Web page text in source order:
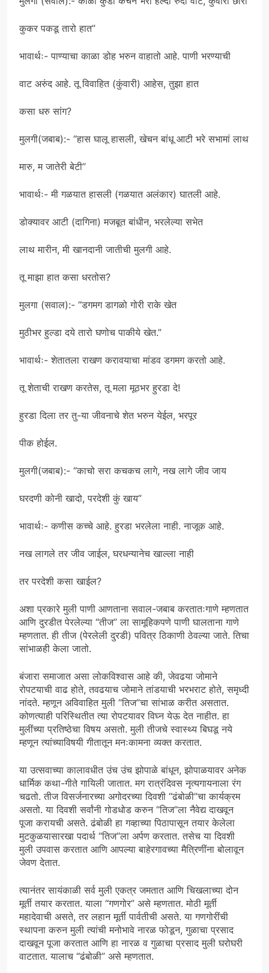
कुकर पकडू तारो हात”
भावार्थः- पाण्याचा काळा डोह भरुन वाहातो आहे. पाणी भरण्याची
वाट अरुंद आहे. तू विवाहित (कुंवारी) आहेस, तुझा हात
कसा धरु सांग?
मुलगी(जबाब):- “हास घालू हासली, खेचन बांधू आटी भरे सभामां लाथ
मारु, म जातेरी बेटी”
भावार्थः- मी गळयात हासली (गळयात अलंकार) घातली आहे.
डोक्यावर आटी (दागिना) मजबूत बांधीन, भरलेल्या सभेत
लाथ मारीन, मी खानदानी जातीची मुलगी आहे.
तू माझा हात कसा धरतोस?
मुलगा (सवाल):- “डगमग डागळो गोरी राके खेत
मुठीभर हुल्डा दये तारो घणोच पाकीये खेत.”
भावार्थः- शेतातला राखण करावयाचा मांडव डगमग करतो आहे.
तू शेताची राखण करतेस, तू मला मूठभर हुरडा दे!
हुरडा दिला तर तु-या जीवनाचे शेत भरुन येईल, भरपूर
पीक होईल.
मुलगी(जबाब):- “काचो सरा कचकच लागे, नख लागे जीव जाय
घरदणी कोनी खादो, परदेशी कुं खाय”
भावार्थः- कणीस कच्चे आहे. हुरडा भरलेला नाही. नाजूक आहे.
नख लागले तर जीव जाईल, घरधन्यानेच खाल्ला नाही
तर परदेशी कसा खाईल?
अशा प्रकारे मुली पाणी आणताना सवाल-जबाब करतातःगाणे म्हणतात
आणि दुरडीत पेरलेल्या “तीज” ला सामूहिकपणे पाणी घालताना गाणे
म्हणतात. ही तीज (पेरलेली दुरडी) पवित्र ठिकाणी ठेवल्या जाते. तिचा
सांभाळही केला जातो.
बंजारा समाजात असा लोकविश्वास आहे की, जेवढया जोमाने
रोपटयाची वाढ होते, तवढयाच जोमाने तांडयाची भरभराट होते, समृध्दी
नांदते. म्हणून अविवाहित मुली “तिज”चा सांभाळ करीत असतात.
कोणत्याही परिस्थितीत त्या रोपटयावर विघ्न येऊ देत नाहीत. हा
मुलींच्या प्रतिष्ठेचा विषय असतो. मुली तीजचे स्वास्थ्य बिघडू नये
म्हणून त्यांच्याविषयी गीतातून मनःकामना व्यक्त करतात.
या उत्सवाच्या कालावधीत उंच उंच झोपाळे बांधून, झोपाळयावर अनेक
धार्मिक कथा-गीते गायिली जातात. मग रात्रंदिवस नृत्यगायनाला रंग
चढतो. तीज विसर्जनारच्या अगोदरच्या दिवशी “ढंबोळी”चा कार्यक्रम
असतो. या दिवशी सर्वांनी गोडधोड करुन “तिज”ला नैवेद्य दाखवून
पूजा करायची असते. ढंबोळी हा गव्हाच्या पिठापासून तयार केलेला
मुटकुळयासारखा पदार्थ “तिज”ला अर्पण करतात. तसेच या दिवशी
मुली उपवास करतात आणि आपल्या बाहेरगावच्या मैत्रिणींना बोलावून
जेवण देतात.
त्यानंतर सायंकाळी सर्व मुली एकत्र जमतात आणि चिखलाच्या दोन
मूर्ती तयार करतात. याला “गणगोर” असे म्हणतात. मोठी मूर्ती
महादेवाची असते, तर लहान मूर्ती पार्वतीची असते. या गणगोरींची
स्थापना करुन मुली त्यांची मनोभावे नारळ फोडून, गुळाचा प्रसाद
दाखवून पूजा करतात आणि हा नारळ व गुळाचा प्रसाद मुली घरोघरी
वाटतात. यालाच “ढंबोळी” असे म्हणतात.